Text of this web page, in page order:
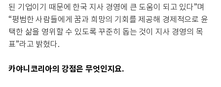
된 기업이기 때문에 한국 지사 경영에 큰 도움이 되고 있다”며
“평범한 사람들에게 꿈과 희망의 기회를 제공해 경제적으로 윤
택한 삶을 영위할 수 있도록 꾸준히 돕는 것이 지사 경영의 목
표”라고 밝혔다.
카야니코리아의 강점은 무엇인지요.